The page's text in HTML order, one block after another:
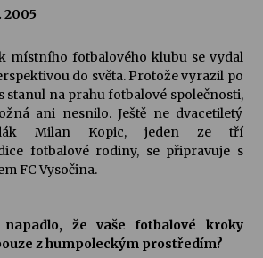
koncerty ve Stromovce: Ars Camerata a
Ensemble
výstavy Josefíny Duškové: Stávám se
7. 2026
muzikanti
na integrační festival Quijotova
2005
místního fotbalového klubu se vydal
do světa. Protože vyrazil po
stanul na prahu fotbalové společnosti,
ani nesnilo. Ještě ne dvacetiletý
Milan Kopic, jeden ze tří
fotbalové rodiny, se připravuje s
FC Vysočina.
že vaše fotbalové kroky
z humpoleckým prostředím?